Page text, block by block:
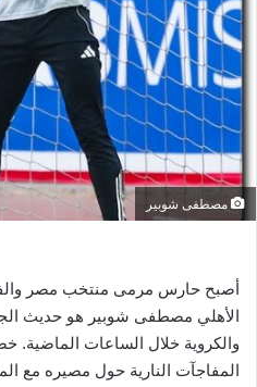
ك
ت
ر
و
ن
ي
ا
مصطفى شوبير
أصبح حارس مرمى منتخب مصر
الأهلي مصطفى شوبير هو حديث
والكروية خلال الساعات الماضية.
المفاجآت النارية حول مصيره مع